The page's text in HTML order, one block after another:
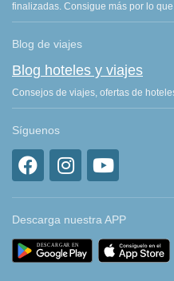
finalizadas. Consigue más por lo
Blog de viajes
Blog hoteles y viajes
Consejos de viajes, ofertas de
Síguenos
Descarga nuestra APP